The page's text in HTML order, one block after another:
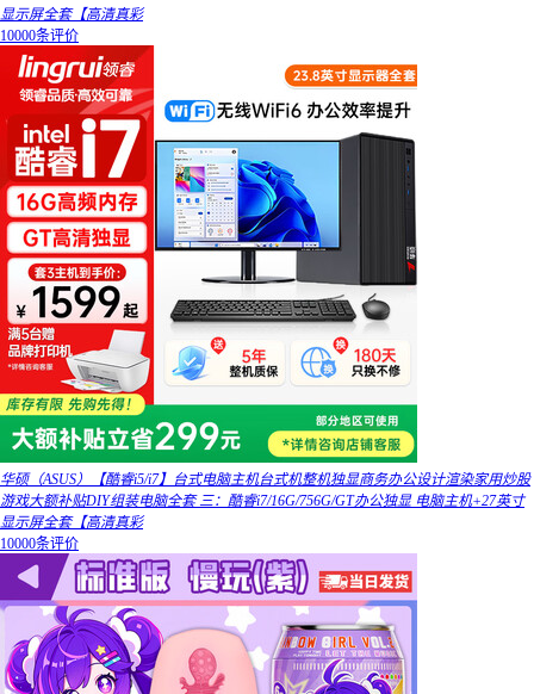
显示屏全套【高清真彩
10000条评价
华硕（ASUS）【酷睿i5/i7】台式电脑主机台式机整机独显商务办公设计渲染家用炒股
游戏大额补贴DIY组装电脑全套 三：酷睿i7/16G/756G/GT办公独显 电脑主机+27英寸
显示屏全套【高清真彩
10000条评价